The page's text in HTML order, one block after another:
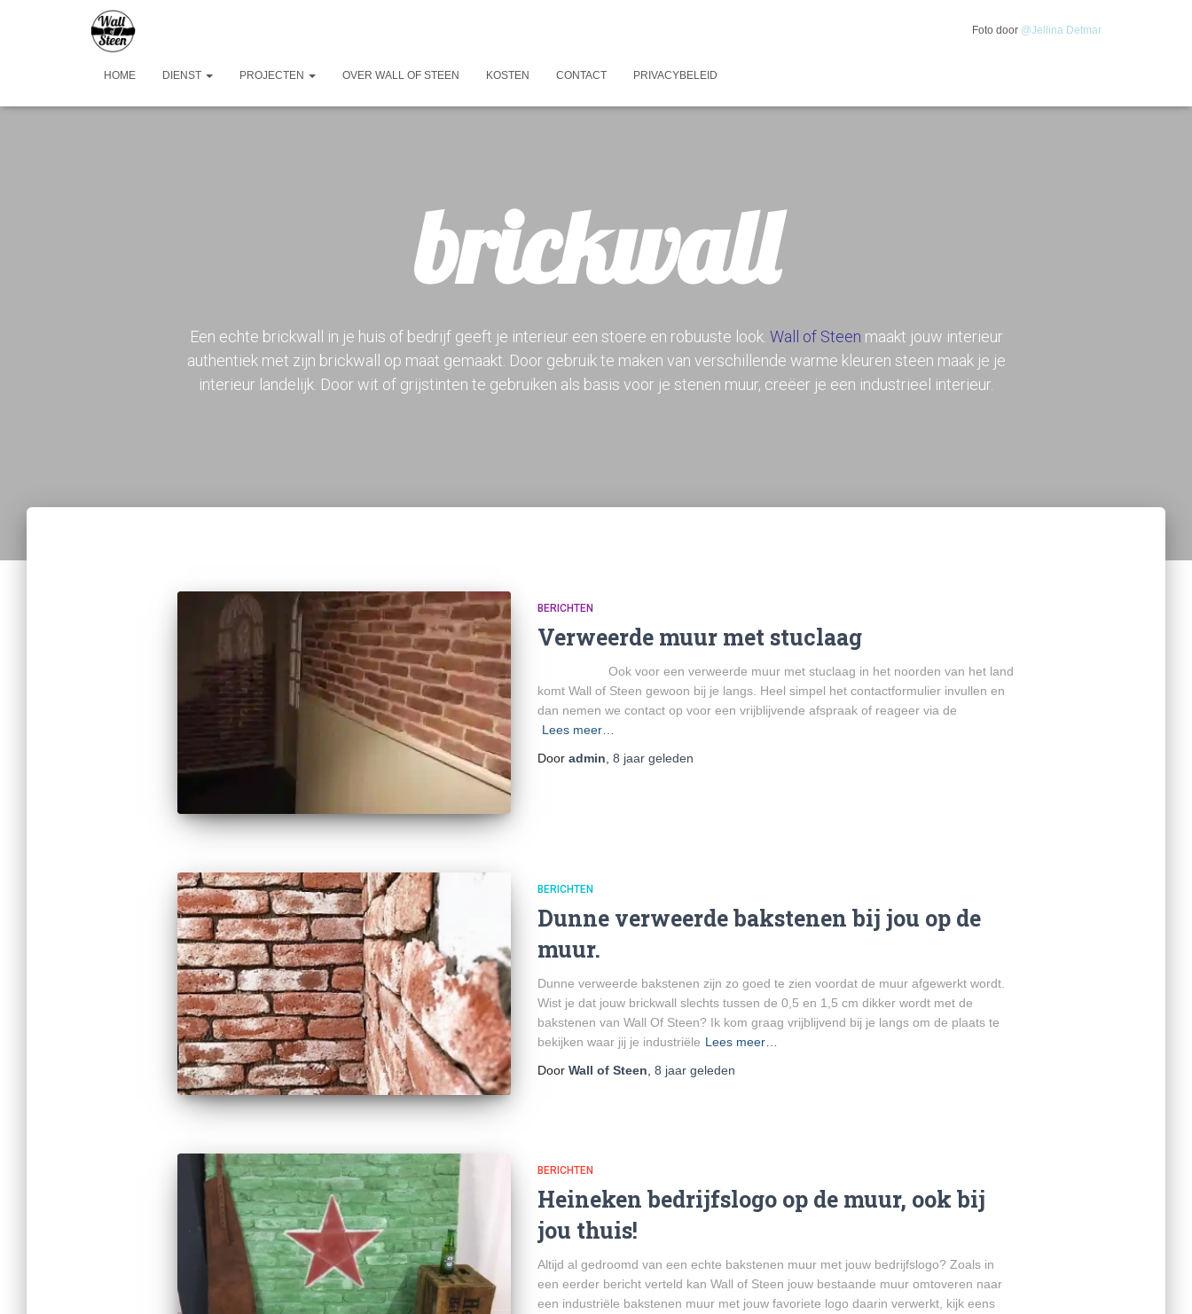
Foto door @Jellina Detmar
HOME DIENST PROJECTEN OVER WALL OF STEEN KOSTEN CONTACT PRIVACYBELEID
brickwall
Een echte brickwall in je huis of bedrijf geeft je interieur een stoere en robuuste look. Wall of Steen maakt jouw interieur
authentiek met zijn brickwall op maat gemaakt. Door gebruik te maken van verschillende warme kleuren steen maak je je
interieur landelijk. Door wit of grijstinten te gebruiken als basis voor je stenen muur, creëer je een industrieel interieur.
BERICHTEN
Verweerde muur met stuclaag
Ook voor een verweerde muur met stuclaag in het noorden van het land
komt Wall of Steen gewoon bij je langs. Heel simpel het contactformulier invullen en
dan nemen we contact op voor een vrijblijvende afspraak of reageer via de
Lees meer…
Door admin 8 jaargeleden
BERICHTEN
Dunne verweerde bakstenen bij jou op de
muur.
Dunne verweerde bakstenen zijn zo goed te zien voordat de muur afgewerkt wordt.
Wist je dat jouw brickwall slechts tussen de 0,5 en 1,5 cm dikker wordt met de
bakstenen van Wall Of Steen? Ik kom graag vrijblijvend bij je langs om de plaats te
bekijken waar jij je industriële Lees meer…
Door Wall of Steen 8 jaargeleden
BERICHTEN
Heineken bedrijfslogo op de muur, ook bij
jou thuis!
Altijd al gedroomd van een echte bakstenen muur met jouw bedrijfslogo? Zoals in
een eerder bericht verteld kan Wall of Steen jouw bestaande muur omtoveren naar
een industriële bakstenen muur met jouw favoriete logo daarin verwerkt, kijk eens